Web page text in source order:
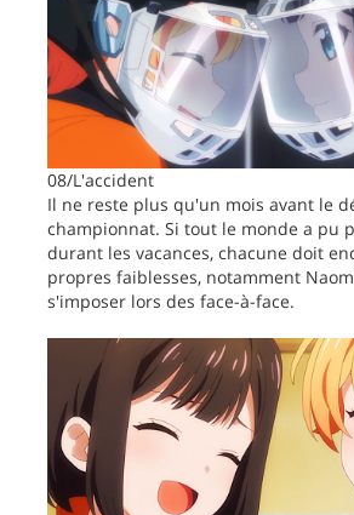
08/L'accident
Il ne reste plus qu'un mois avant le
championnat. Si tout le monde a pu
durant les vacances, chacune doit
propres faiblesses, notamment
s'imposer lors des face-à-face.